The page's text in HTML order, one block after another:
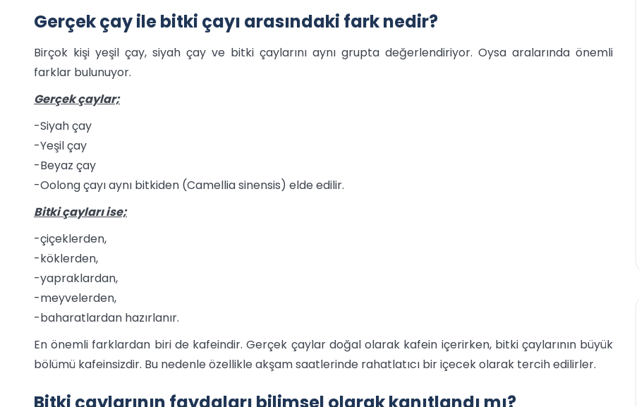
Gerçek çay ile bitki çayı arasındaki fark nedir?
Birçok kişi yeşil çay, siyah çay ve bitki çaylarını aynı grupta değerlendiriyor. Oysa aralarında önemli
farklar bulunuyor.
Gerçek çaylar;
-Siyah çay
-Yeşil çay
-Beyaz çay
-Oolong çayı aynı bitkiden (Camellia sinensis) elde edilir.
Bitki çayları ise;
-çiçeklerden,
-köklerden,
-yapraklardan,
-meyvelerden,
-baharatlardan hazırlanır.
En önemli farklardan biri de kafeindir. Gerçek çaylar doğal olarak kafein içerirken, bitki çaylarının büyük
bölümü kafeinsizdir. Bu nedenle özellikle akşam saatlerinde rahatlatıcı bir içecek olarak tercih edilirler.